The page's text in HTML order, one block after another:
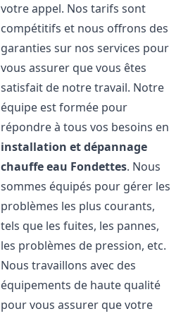
votre appel. Nos tarifs sont
compétitifs et nous offrons des
garanties sur nos services pour
vous assurer que vous êtes
satisfait de notre travail. Notre
équipe est formée pour
répondre à tous vos besoins en
installation et dépannage
chauffe eau Fondettes. Nous
sommes équipés pour gérer les
problèmes les plus courants,
tels que les fuites, les pannes,
les problèmes de pression, etc.
Nous travaillons avec des
équipements de haute qualité
pour vous assurer que votre